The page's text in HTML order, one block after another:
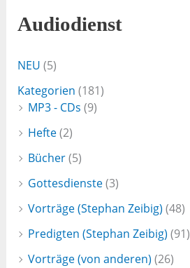
Audiodienst
NEU (5)
Kategorien (181)
MP3 - CDs (9)
Hefte(2)
Bücher(5)
Gottesdienste(3)
Vorträge (Stephan Zeibig) (48)
Predigten (Stephan Zeibig) (91)
Vorträge (von anderen) (26)